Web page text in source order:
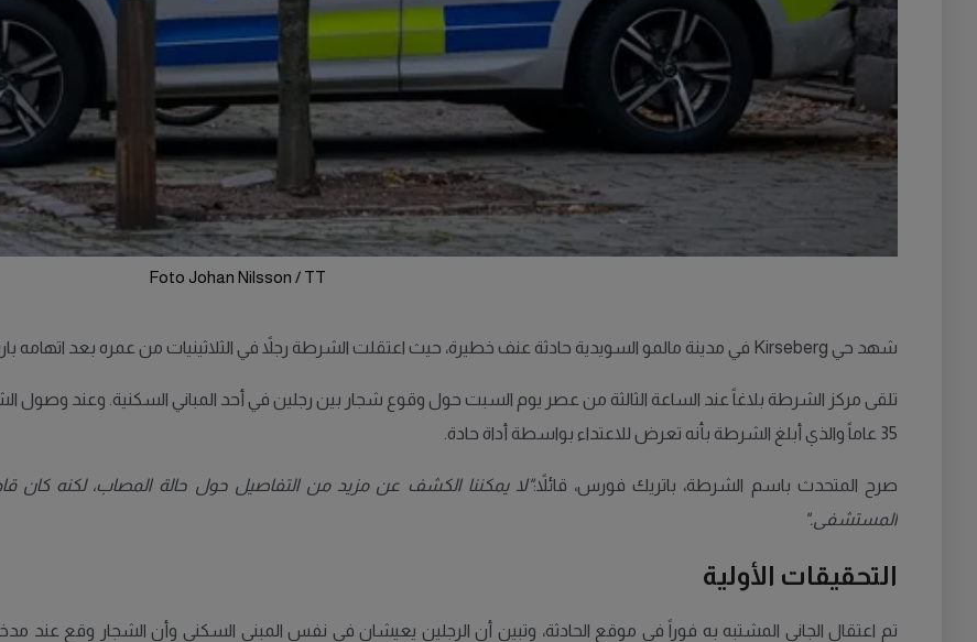
Foto Johan Nilsson / TT
شهد حي Kirseberg في مدينة مالمو السويدية حادثة عنف خطيرة، حيث اعتقلت الشرطة رجلاً في الثلاثينيات من عمره بعد اتهامه بارتكاب اعتداء باستخدام أداة حادة خلال شجار مع أحد جيرانه.
تلقى مركز الشرطة بلاغاً عند الساعة الثالثة من عصر يوم السبت حول وقوع شجار بين رجلين في أحد المباني السكنية. وعند وصول
35 عاماً والذي أبلغ الشرطة بأنه تعرض للاعتداء بواسطة أداة حادة.
صرح المتحدث باسم الشرطة، باتريك فورس، قائلاً:"لا يمكننا الكشف عن مزيد من التفاصيل حول حالة المصاب، لكنه كان
المستشفى."
التحقيقات الأولية
تم اعتقال الجاني المشتبه به فوراً في موقع الحادثة، وتبين أن الرجلين يعيشان في نفس المبنى السكني وأن الشجار وقع عند